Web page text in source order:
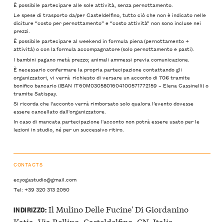
È possibile partecipare alle sole attività, senza pernottamento.
Le spese di trasporto da/per Casteldelfino, tutto ciò che non è indicato nelle
diciture “costo per pernottamento” e “costo attività” non sono incluse nei
prezzi.
È possibile partecipare al weekend in formula piena (pernottamento +
attività) o con la formula accompagnatore (solo pernottamento e pasti).
I bambini pagano metà prezzo; animali ammessi previa comunicazione.
È necessario confermare la propria partecipazione contattando gli
organizzatori, vi verrà richiesto di versare un acconto di 70€ tramite
bonifico bancario (IBAN IT60M0305801604100571772159 – Elena Cassinelli) o
tramite Satispay.
Si ricorda che l'acconto verrà rimborsato solo qualora l’evento dovesse
essere cancellato dall'organizzatore.
In caso di mancata partecipazione l'acconto non potrà essere usato per le
lezioni in studio, né per un successivo ritiro.
CONTACTS
ecyogastudio@gmail.com
Tel: +39 320 313 2050
INDIRIZZO:Il Mulino Delle Fucine' Di Giordanino